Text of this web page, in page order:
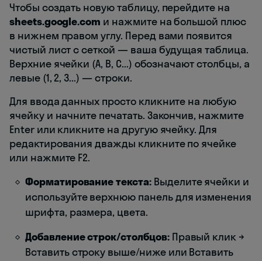
Чтобы создать новую таблицу, перейдите на
sheets.google.com и нажмите на большой плюс
в нижнем правом углу. Перед вами появится
чистый лист с сеткой — ваша будущая таблица.
Верхние ячейки (A, B, C...) обозначают столбцы, а
левые (1, 2, 3...) — строки.
Для ввода данных просто кликните на любую
ячейку и начните печатать. Закончив, нажмите
Enter или кликните на другую ячейку. Для
редактирования дважды кликните по ячейке
или нажмите F2.
Форматирование текста:Выделите ячейки и
используйте верхнюю панель для изменения
шрифта, размера, цвета.
Добавление строк/столбцов:Правый клик →
Вставить строку выше/ниже или Вставить